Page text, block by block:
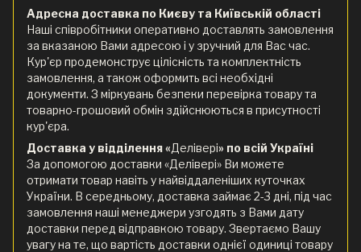
Адресна доставка по Києву та Київській області
Наші співробітники оперативно доставлять замовлення
за вказаною Вами адресою і у зручний для Вас час.
Кур'єр продемонструє цілісність та комплектність
замовлення, а також оформить всі необхідні
документи. З міркувань безпеки перевірка товару та
товарно-грошовий обмін здійснюються в присутності
кур'єра.
Доставка у відділення «Делівері» по всій Україні
За допомогою доставки «Делівері» Ви можете
отримати товар навіть у найвіддаленіших куточках
України. В середньому, доставка займає 2-3 дні, під час
замовлення наші менеджери узгодять з Вами дату
доставки перед відправкою товару. Звертаємо Вашу
увагу на те, що вартість доставки однієї одиниці товару